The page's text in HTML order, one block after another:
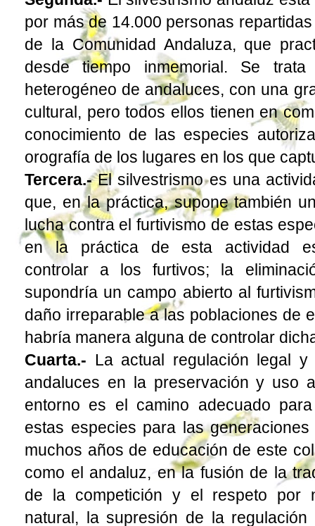
por más de 14.000 personas
de la Comunidad Andaluza, que
desde tiempo inmemorial. Se
heterogéneo de andaluces, con una
cultural, pero todos ellos tienen en
conocimiento de las especies
orografía de los lugares en los que
Tercera.-El silvestrismo es una
que, en la práctica, supone también
lucha contra el furtivismo de estas
en la práctica de esta actividad
controlar a los furtivos; la
supondría un campo abierto al
daño irreparable a las poblaciones de
habría manera alguna de controlar
Cuarta.- La actual regulación legal
andaluces en la preservación y uso
entorno es el camino adecuado
estas especies para las
muchos años de educación de este
como el andaluz, en la fusión de la
de la competición y el respeto por
natural, la supresión de la